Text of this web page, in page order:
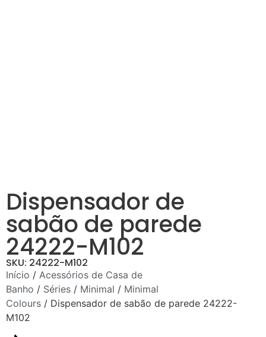
Dispensador de
sabão de parede
24222-M102
SKU: 24222-M102
Início / Acessórios de Casa de
Banho / Séries / Minimal / Minimal
Colours / Dispensador de sabão de parede 24222-
M102